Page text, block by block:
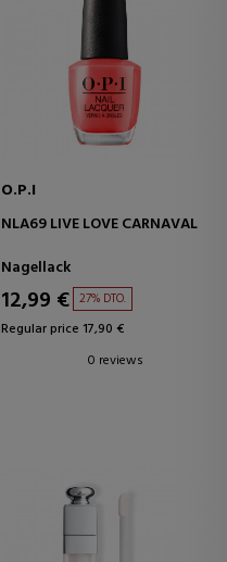
O.P.I
NLA69 LIVE LOVE CARNAVAL
Nagellack
12,99 € 27% DTO.
Regular price 17,90 €
0 reviews